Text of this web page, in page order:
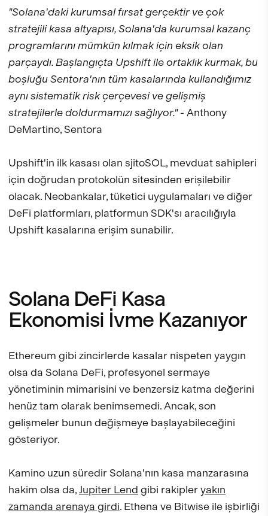
"Solana'daki kurumsal fırsat gerçektir ve çok
stratejili kasa altyapısı, Solana'da kurumsal kazanç
programlarını mümkün kılmak için eksik olan
parçaydı. Başlangıçta Upshift ile ortaklık kurmak, bu
boşluğu Sentora'nın tüm kasalarında kullandığımız
aynı sistematik risk çerçevesi ve gelişmiş
stratejilerle doldurmamızı sağlıyor."- Anthony
DeMartino, Sentora
Upshift'in ilk kasası olan sjitoSOL, mevduat sahipleri
için doğrudan protokolün sitesinden erişilebilir
olacak. Neobankalar, tüketici uygulamaları ve diğer
DeFi platformları, platformun SDK'sı aracılığıyla
Upshift kasalarına erişim sunabilir.
Solana DeFi Kasa
Ekonomisi İvme Kazanıyor
Ethereum gibi zincirlerde kasalar nispeten yaygın
olsa da Solana DeFi, profesyonel sermaye
yönetiminin mimarisini ve benzersiz katma değerini
henüz tam olarak benimsemedi. Ancak, son
gelişmeler bunun değişmeye başlayabileceğini
gösteriyor.
Kamino uzun süredir Solana'nın kasa manzarasına
hakim olsa da,Jupiter Lend gibi rakipleryakın
zamanda arenaya girdi. Ethena ve Bitwise ile işbirliği